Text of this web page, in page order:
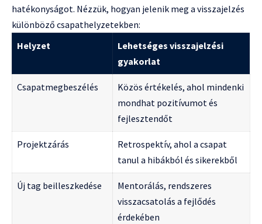
hatékonyságot. Nézzük, hogyan jelenik meg a visszajelzés
különböző csapathelyzetekben:
Helyzet
Lehetséges visszajelzési
gyakorlat
Csapatmegbeszélés
Közös értékelés, ahol mindenki
mondhat pozitívumot és
fejlesztendőt
Projektzárás
Retrospektív, ahol a csapat
tanul a hibákból és sikerekből
Új tag beilleszkedése
Mentorálás, rendszeres
visszacsatolás a fejlődés
érdekében